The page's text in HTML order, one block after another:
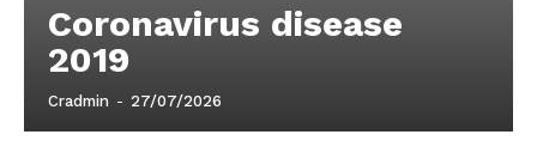
Coronavirus disease
2019
Cradmin - 27/07/2026